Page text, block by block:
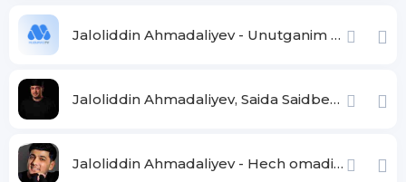
Jaloliddin Ahmadaliyev - Unutganim yo'q
Jaloliddin Ahmadaliyev, Saida Saidbekova - Bu dunyoda siz kam men ortiqcha
Jaloliddin Ahmadaliyev - Hech omadim kelmadi